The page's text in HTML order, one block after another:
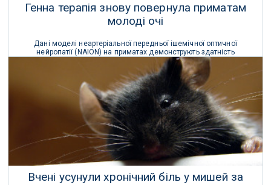
Генна терапія знову повернула приматам
молоді очі
Дані моделі неартеріальної передньої ішемічної оптичної
нейропатії (NAION) на приматах демонструють здатність
відновлювати зорову функцію після застосування нової генної
07 Травня 2023 р.
Вчені усунули хронічний біль у мишей за